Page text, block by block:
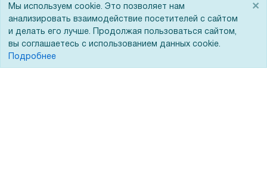
Вопрос-ответ
Реквизиты
Гарантии и возврат
Мы используем cookie. Это позволяет нам
анализировать взаимодействие посетителей с сайтом
и делать его лучше. Продолжая пользоваться сайтом,
вы соглашаетесь с использованием данных cookie.
Подробнее
×